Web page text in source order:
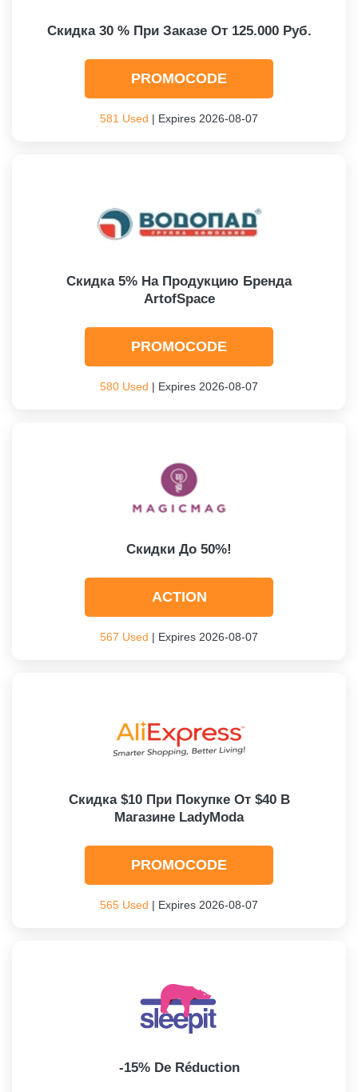
Скидка 30 % При Заказе От 125.000 Руб.
PROMOCODE
581 Used | Expires 2026-08-07
Скидка 5% На Продукцию Бренда
ArtofSpace
PROMOCODE
580 Used | Expires 2026-08-07
Скидки До 50%!
ACTION
567 Used | Expires 2026-08-07
Скидка $10 При Покупке От $40 В
Магазине LadyModa
PROMOCODE
565 Used | Expires 2026-08-07
-15% De Réduction